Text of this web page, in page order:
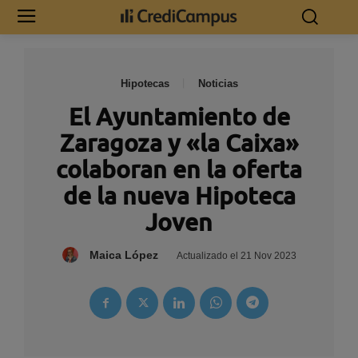
Hipotecas Noticias
El Ayuntamiento de
Zaragoza y «la Caixa»
colaboran en la oferta
de la nueva Hipoteca
Joven
Maica López Actualizado el 21 Nov 2023